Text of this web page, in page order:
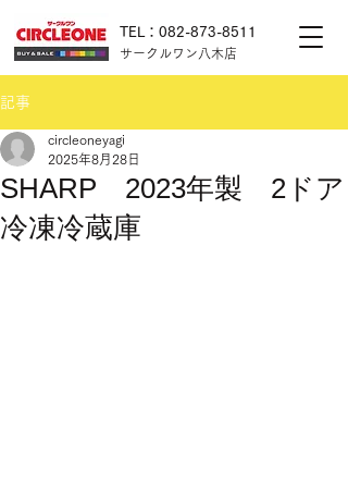
サークルワン八木店
TEL：082-873-8511
記事
SHARP 2023年製 2ドア
冷凍冷蔵庫
circleoneyagi
2025年8月28日